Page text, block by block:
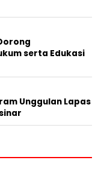
serta Edukasi
Unggulan Lapas